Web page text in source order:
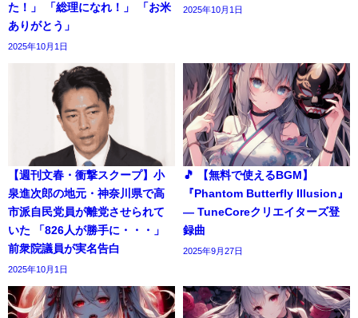
た！」 「総理になれ！」 「お米
ありがとう」
2025年10月1日
2025年10月1日
【週刊文春・衝撃スクープ】小
泉進次郎の地元・神奈川県で高
市派自民党員が離党させられて
いた 「826人が勝手に・・・」
前衆院議員が実名告白
2025年10月1日
🎵 【無料で使えるBGM】
『Phantom Butterfly Illusion』
― TuneCoreクリエイターズ登
録曲
2025年9月27日